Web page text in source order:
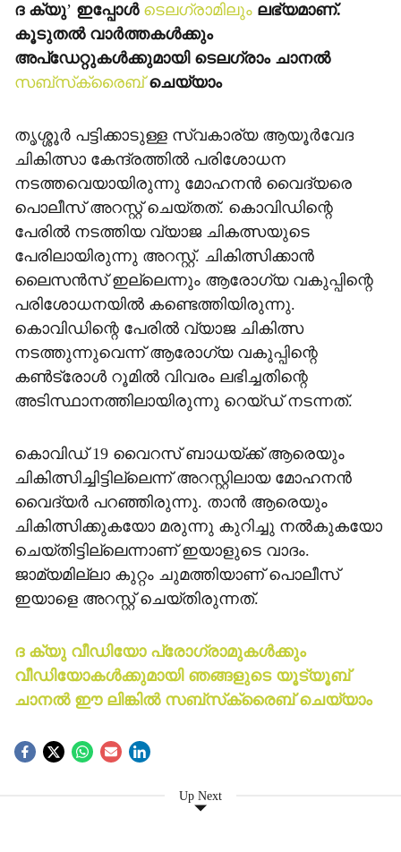
ദ ക്യു’ ഇപ്പോള്‍ ടെലഗ്രാമിലും ലഭ്യമാണ്.
കൂടുതല്‍ വാര്‍ത്തകള്‍ക്കും
അപ്‌ഡേറ്റുകള്‍ക്കുമായി ടെലഗ്രാം ചാനല്‍
സബ്‌സ്‌ക്രൈബ് ചെയ്യാം
തൃശ്ശൂര്‍ പട്ടിക്കാടുള്ള സ്വകാര്യ ആയൂര്‍വേദ
ചികിത്സാ കേന്ദ്രത്തില്‍ പരിശോധന
നടത്തവെയായിരുന്നു മോഹനന്‍ വൈദ്യരെ
പൊലീസ് അറസ്റ്റ് ചെയ്തത്. കൊവിഡിന്റെ
പേരില്‍ നടത്തിയ വ്യാജ ചികത്സയുടെ
പേരിലായിരുന്നു അറസ്റ്റ്. ചികിത്സിക്കാന്‍
ലൈസന്‍സ് ഇല്ലെന്നും ആരോഗ്യ വകുപ്പിന്റെ
പരിശോധനയില്‍ കണ്ടെത്തിയിരുന്നു.
കൊവിഡിന്റെ പേരില്‍ വ്യാജ ചികിത്സ
നടത്തുന്നുവെന്ന് ആരോഗ്യ വകുപ്പിന്റെ
കണ്‍ട്രോള്‍ റൂമില്‍ വിവരം ലഭിച്ചതിന്റെ
അടിസ്ഥാനത്തിലായിരുന്നു റെയ്ഡ് നടന്നത്.
കൊവിഡ് 19 വൈറസ് ബാധയ്ക്ക് ആരെയും
ചികിത്സിച്ചിട്ടില്ലെന്ന് അറസ്റ്റിലായ മോഹനന്‍
വൈദ്യര്‍ പറഞ്ഞിരുന്നു. താന്‍ ആരെയും
ചികിത്സിക്കുകയോ മരുന്നു കുറിച്ചു നല്‍കുകയോ
ചെയ്തിട്ടില്ലെന്നാണ് ഇയാളുടെ വാദം.
ജാമ്യമില്ലാ കുറ്റം ചുമത്തിയാണ് പൊലീസ്
ഇയാളെ അറസ്റ്റ് ചെയ്തിരുന്നത്.
ദ ക്യു വീഡിയോ പ്രോഗ്രാമുകള്‍ക്കും
വീഡിയോകള്‍ക്കുമായി ഞങ്ങളുടെ യൂട്യൂബ്
ചാനല്‍ ഈ ലിങ്കില്‍ സബ്‌സ്‌ക്രൈബ് ചെയ്യാം
Up Next